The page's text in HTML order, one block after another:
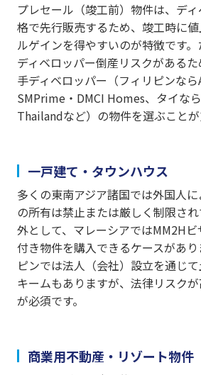
プレセール（竣工前）物件は、デ
格で先行販売するため、竣工時に
ルゲインを得やすいのが特徴です。
ディベロッパー倒産リスクがある
手ディベロッパー（フィリピンなら
SMPrime・DMCI Homes、タイな
Thailandなど）の物件を選ぶことが
一戸建て・タウンハウス
多くの東南アジア諸国では外国人
の所有は禁止または厳しく制限さ
外として、マレーシアではMM2H
付き物件を購入できるケースがあ
ピンでは法人（会社）設立を通じ
キームもありますが、法律リスク
が必須です。
商業用不動産・リゾート物件